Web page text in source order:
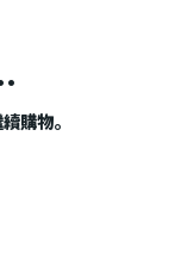
購物。